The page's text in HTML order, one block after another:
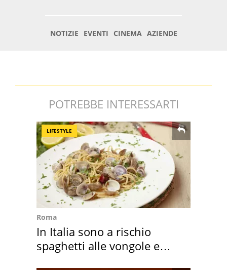
POTREBBE INTERESSARTI
LIFESTYLE
Roma
In Italia sono a rischio
spaghetti alle vongole e